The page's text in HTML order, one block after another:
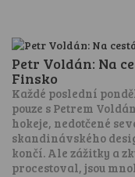
Petr Voldán: Na
Finsko
Každé poslední
pouze s Petrem
hokeje, nedotčené
skandinávského
končí. Ale zážitky a
procestoval, jsou